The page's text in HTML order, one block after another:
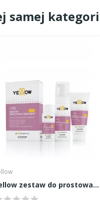
samej
Yellow zestaw do prostowania keratynowego